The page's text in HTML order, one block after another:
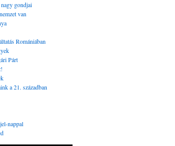
gondjai
van
Romániában
Párt
a 21. században
nappal